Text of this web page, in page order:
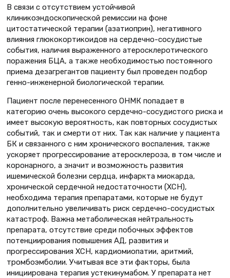
В связи с отсутствием устойчивой
клиникоэндоскопической ремиссии на фоне
цитостатической терапии (азатиоприн), негативного
влияния глюкокортикоидов на сердечно-сосудистые
события, наличия выраженного атеросклеротического
поражения БЦА, а также необходимостью постоянного
приема дезагрегантов пациенту был проведен подбор
генно-инженерной биологической терапии.
Пациент после перенесенного ОНМК попадает в
категорию очень высокого сердечно-сосудистого риска и
имеет высокую вероятность, как повторных сосудистых
событий, так и смерти от них. Так как наличие у пациента
БК и связанного с ним хронического воспаления, также
ускоряет прогрессирование атеросклероза, в том числе и
коронарного, а значит и возможность развития
ишемической болезни сердца, инфаркта миокарда,
хронической сердечной недостаточности (ХСН),
необходима терапия препаратами, которые не будут
дополнительно увеличивать риск сердечно-сосудистых
катастроф. Важна метаболическая нейтральность
препарата, отсутствие среди побочных эффектов
потенциирования повышения АД, развития и
прогрессирования ХСН, кардиомиопатии, аритмий,
тромбоэмболии. Учитывая все эти факторы, была
инициирована терапия устекинумабом. У препарата нет